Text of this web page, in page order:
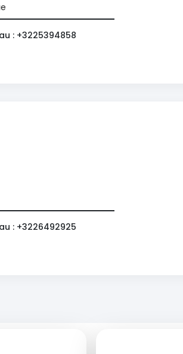
: +3225394858
: +3226492925